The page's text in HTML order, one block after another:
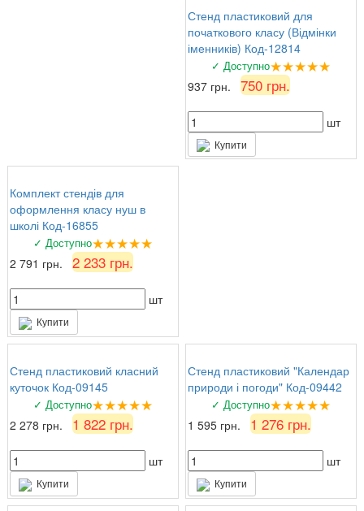
Стенд пластиковий для
початкового класу (Відмінки
іменників) Код-12814
✓ Доступно★★★★★
937 грн. 750 грн.
шт
Купити
Комплект стендів для
оформлення класу нуш в
школі Код-16855
✓ Доступно★★★★★
2 791 грн. 2 233 грн.
шт
Купити
Стенд пластиковий класний
куточок Код-09145
✓ Доступно★★★★★
2 278 грн. 1 822 грн.
шт
Купити
Стенд пластиковий "Календар
природи і погоди" Код-09442
✓ Доступно★★★★★
1 595 грн. 1 276 грн.
шт
Купити